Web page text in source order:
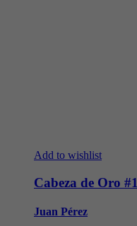
Add to wishlist
Cabeza de Oro #1
Juan Pérez